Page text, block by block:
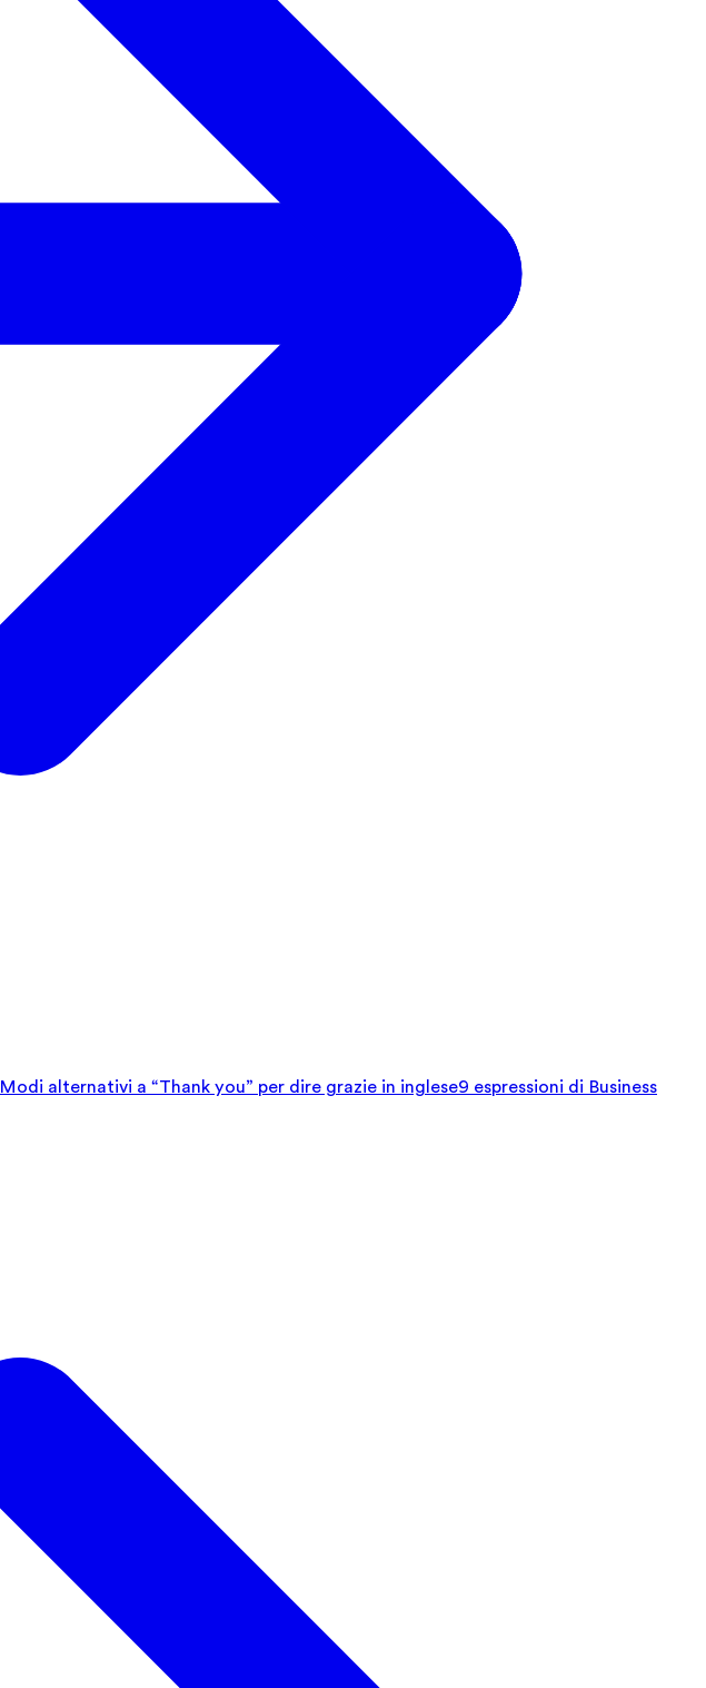
Modi alternativi a “Thank you” per dire grazie in inglese9 espressioni di Business